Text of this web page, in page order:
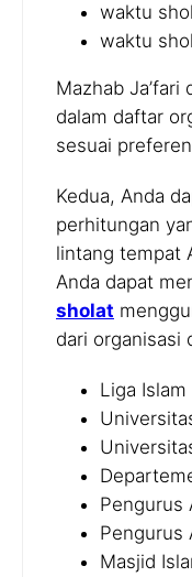
waktu
waktu
Mazhab Ja’fari
dalam daftar
sesuai
Kedua, Anda
perhitungan
lintang tempat
Anda dapat
sholat
dari organisasi
Liga Islam
Pengurus
Pengurus
Masjid